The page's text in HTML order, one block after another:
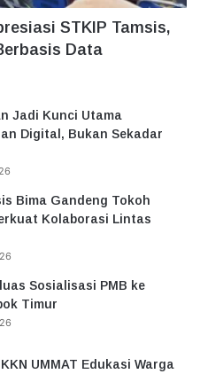
STKIP Tamsis,
Data
Jadi Kunci Utama
Digital, Bukan Sekadar
Bima Gandeng Tokoh
Kolaborasi Lintas
Sosialisasi PMB ke
Timur
UMMAT Edukasi Warga